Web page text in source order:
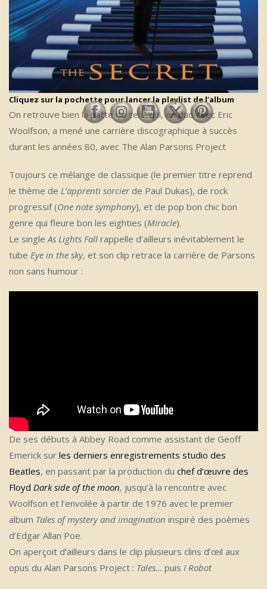
Cliquez sur la pochette pour lancer la playlist de l’album
On retrouve bien la patte de celui qui, en duo avec Eric
Woolfson, a mené une carrière discographique à succès
durant les années 80, avec The Alan Parsons Project
Toujours ce mélange de classique (le premier titre reprend
le thème de L’apprenti sorcierde Paul Dukas), de rock
progressif (One note symphony), et de pop bon chic bon
genre qui fleure bon les eighties (Miracle).
Le single As Lights Fall rappelle d’ailleurs inévitablement le
tube Eye in the sky, et son clip retrace la carrière de Parsons
non sans humour :
De ses débuts à Abbey Road comme assistant de Geoff
Emerick sur les derniers enregistrements studio des
Beatles, en passant par la production du chef d’œuvre des
Floyd Dark side of the moon, jusqu’à la rencontre avec
Woolfson et l’envolée à partir de 1976 avec le premier
album Tales of mystery and imagination inspiré des poèmes
d’Edgar Allan Poe.
On aperçoit d’ailleurs dans le clip plusieurs clins d’œil aux
opus du Alan Parsons Project : Tales… puis I Robot